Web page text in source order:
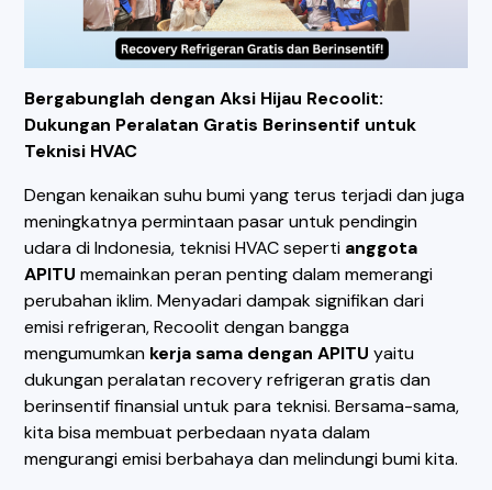
Bergabunglah dengan Aksi Hijau Recoolit:
Dukungan Peralatan Gratis Berinsentif untuk
Teknisi HVAC
Dengan kenaikan suhu bumi yang terus terjadi dan juga
meningkatnya permintaan pasar untuk pendingin
udara di Indonesia, teknisi HVAC seperti anggota
APITU memainkan peran penting dalam memerangi
perubahan iklim. Menyadari dampak signifikan dari
emisi refrigeran, Recoolit dengan bangga
mengumumkan kerja sama dengan APITU yaitu
dukungan peralatan recovery refrigeran gratis dan
berinsentif finansial untuk para teknisi. Bersama-sama,
kita bisa membuat perbedaan nyata dalam
mengurangi emisi berbahaya dan melindungi bumi kita.